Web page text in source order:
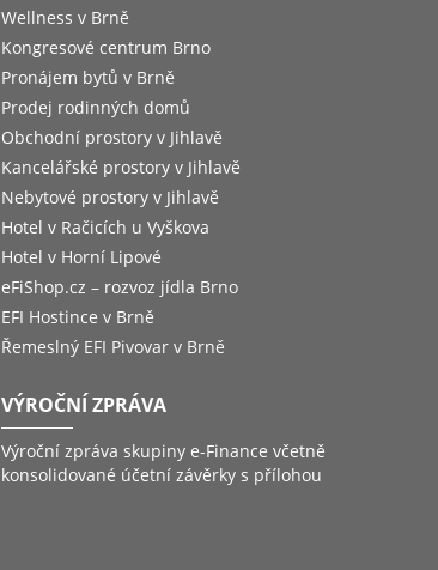
Wellness v Brně
Kongresové centrum Brno
Pronájem bytů v Brně
Prodej rodinných domů
Obchodní prostory v Jihlavě
Kancelářské prostory v Jihlavě
Nebytové prostory v Jihlavě
Hotel v Račicích u Vyškova
Hotel v Horní Lipové
eFiShop.cz – rozvoz jídla Brno
EFI Hostince v Brně
Řemeslný EFI Pivovar v Brně
VÝROČNÍ ZPRÁVA
Výroční zpráva skupiny e-Finance včetně
konsolidované účetní závěrky s přílohou